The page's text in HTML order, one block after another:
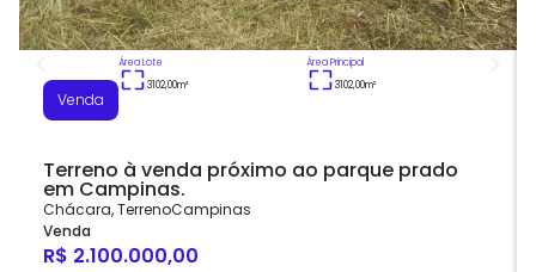
Venda
Área Lote
3102,00m²
Área Principal
3102,00m²
Terreno à venda próximo ao parque prado
em Campinas.
Chácara,TerrenoCampinas
Venda
R$ 2.100.000,00